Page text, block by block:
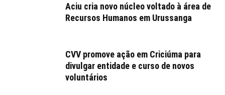
Aciu cria novo núcleo voltado à área de
Recursos Humanos em Urussanga
CVV promove ação em Criciúma para
divulgar entidade e curso de novos
voluntários